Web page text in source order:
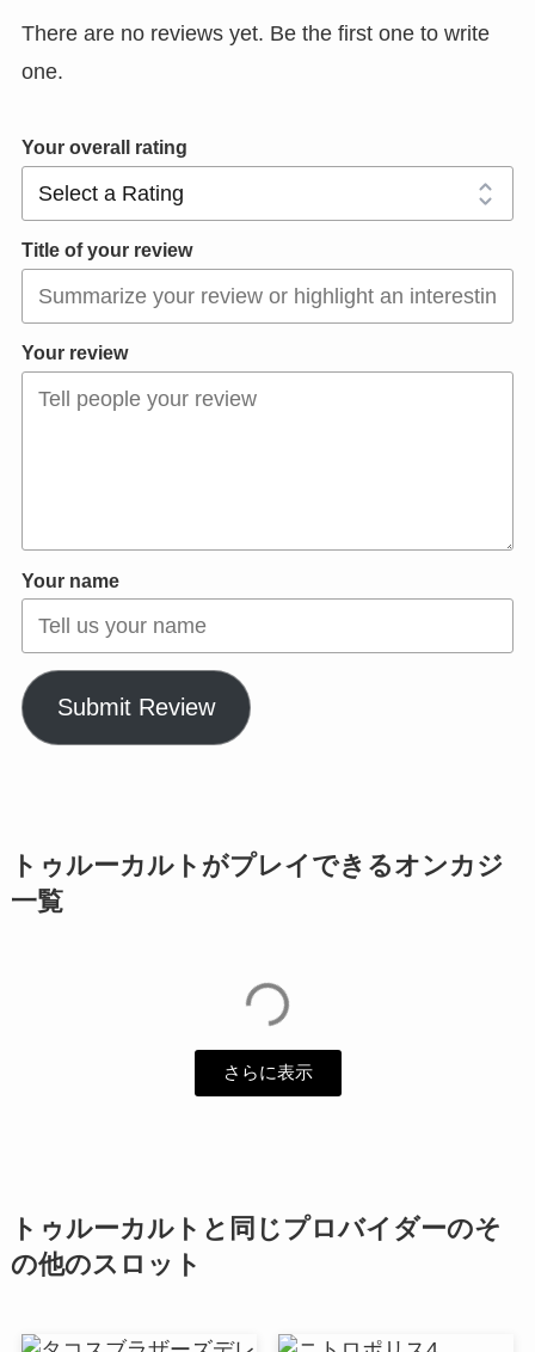
There are no reviews yet. Be the first one to write
one.
Your overall rating
Title of your review
Your review
Your name
Submit Review
トゥルーカルトがプレイできるオンカジ
一覧
さらに表示
トゥルーカルトと同じプロバイダーのそ
の他のスロット